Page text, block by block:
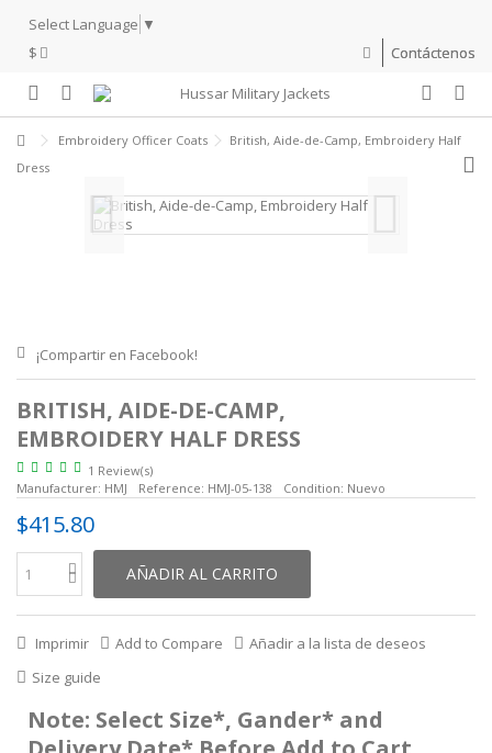
Select Language ▼
$
Contáctenos
Embroidery Officer Coats
British, Aide-de-Camp, Embroidery Half
Dress
¡Compartir en Facebook!
BRITISH, AIDE-DE-CAMP,
EMBROIDERY HALF DRESS
1 Review(s)
Manufacturer: HMJ Reference: HMJ-05-138 Condition: Nuevo
$415.80
AÑADIR AL CARRITO
Imprimir Add to Compare
Añadir a la lista de deseos
Size guide
Note: Select Size*, Gander* and